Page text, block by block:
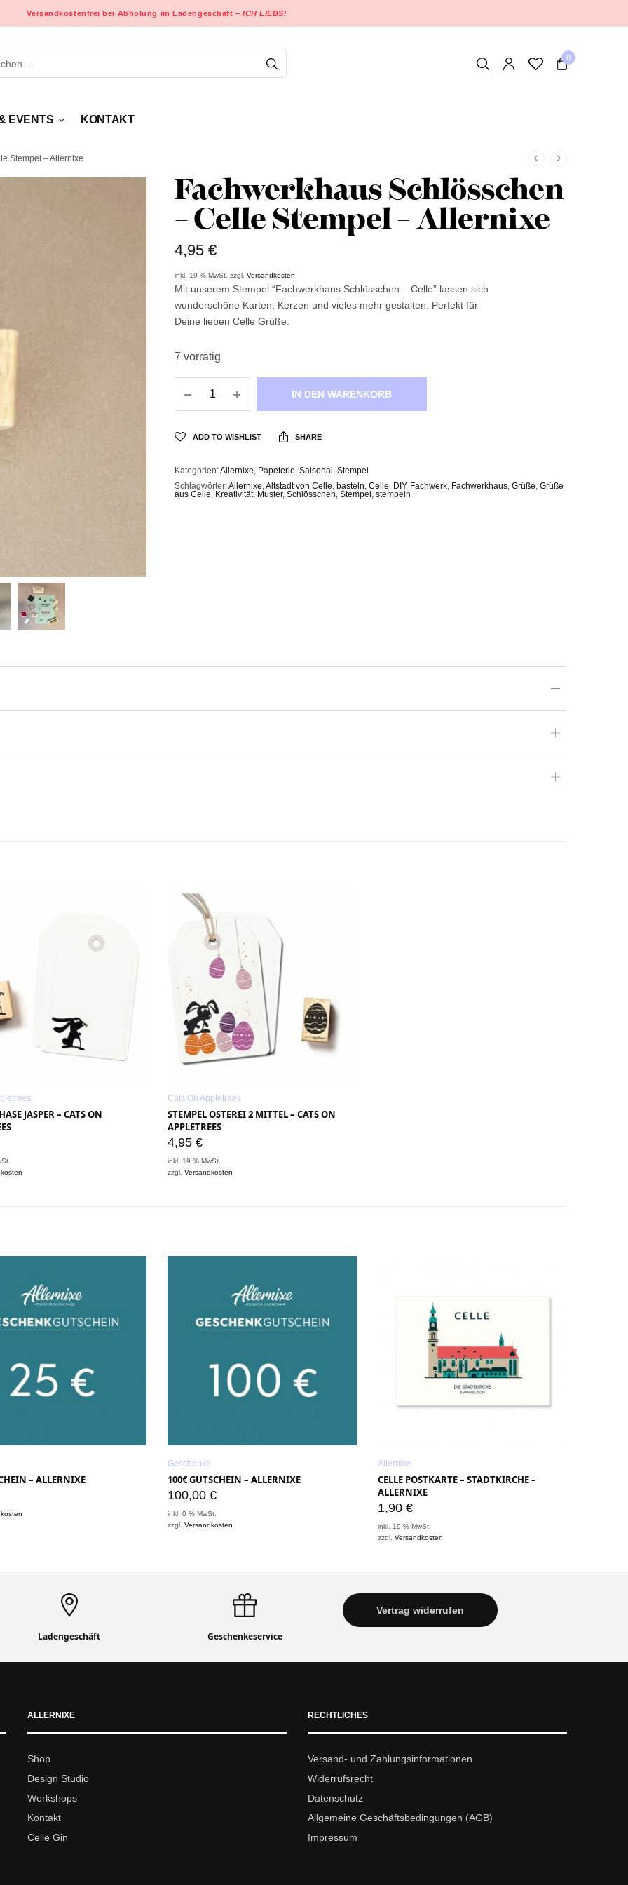
Versandkostenfrei bei Abholung im Ladengeschäft –ICH LIEBS!
0
EVENTS KONTAKT
Stempel – Allernixe
Fachwerkhaus Schlösschen
– Celle Stempel – Allernixe
4,95€
inkl. 19 % MwSt. zzgl.Versandkosten
Mit unserem Stempel “Fachwerkhaus Schlösschen – Celle” lassen sich
wunderschöne Karten, Kerzen und vieles mehr gestalten. Perfekt für
Deine lieben Celle Grüße.
7 vorrätig
IN DEN WARENKORB
ADD TO WISHLIST SHARE
Kategorien:Allernixe, Papeterie, Saisonal , Stempel
Schlagwörter:Allernixe,Altstadt von Celle, basteln, Celle, DIY, Fachwerk, Fachwerkhaus, Grüße, Grüße
aus Celle, Kreativität, Muster, Schlösschen, Stempel , stempeln
JASPER – CATS ON
Cats On Appletrees
STEMPEL OSTEREI 2 MITTEL – CATS ON
APPLETREES
4,95 €
inkl. 19 % MwSt.
zzgl.Versandkosten
– ALLERNIXE
Geschenke
100€ GUTSCHEIN – ALLERNIXE
100,00 €
inkl. 0 % MwSt.
zzgl.Versandkosten
Allernixe
CELLE POSTKARTE – STADTKIRCHE –
ALLERNIXE
1,90 €
inkl. 19 % MwSt.
zzgl.Versandkosten
Ladengeschäft Geschenkeservice
Vertrag widerrufen
ALLERNIXE
Shop
Design Studio
Workshops
Kontakt
Celle Gin
RECHTLICHES
Versand- und Zahlungsinformationen
Widerrufsrecht
Datenschutz
Allgemeine Geschäftsbedingungen (AGB)
Impressum